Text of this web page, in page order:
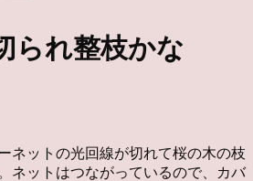
られ整枝かな
ネットの光回線が切れて桜の木の枝
ネットはつながっているので、カバ